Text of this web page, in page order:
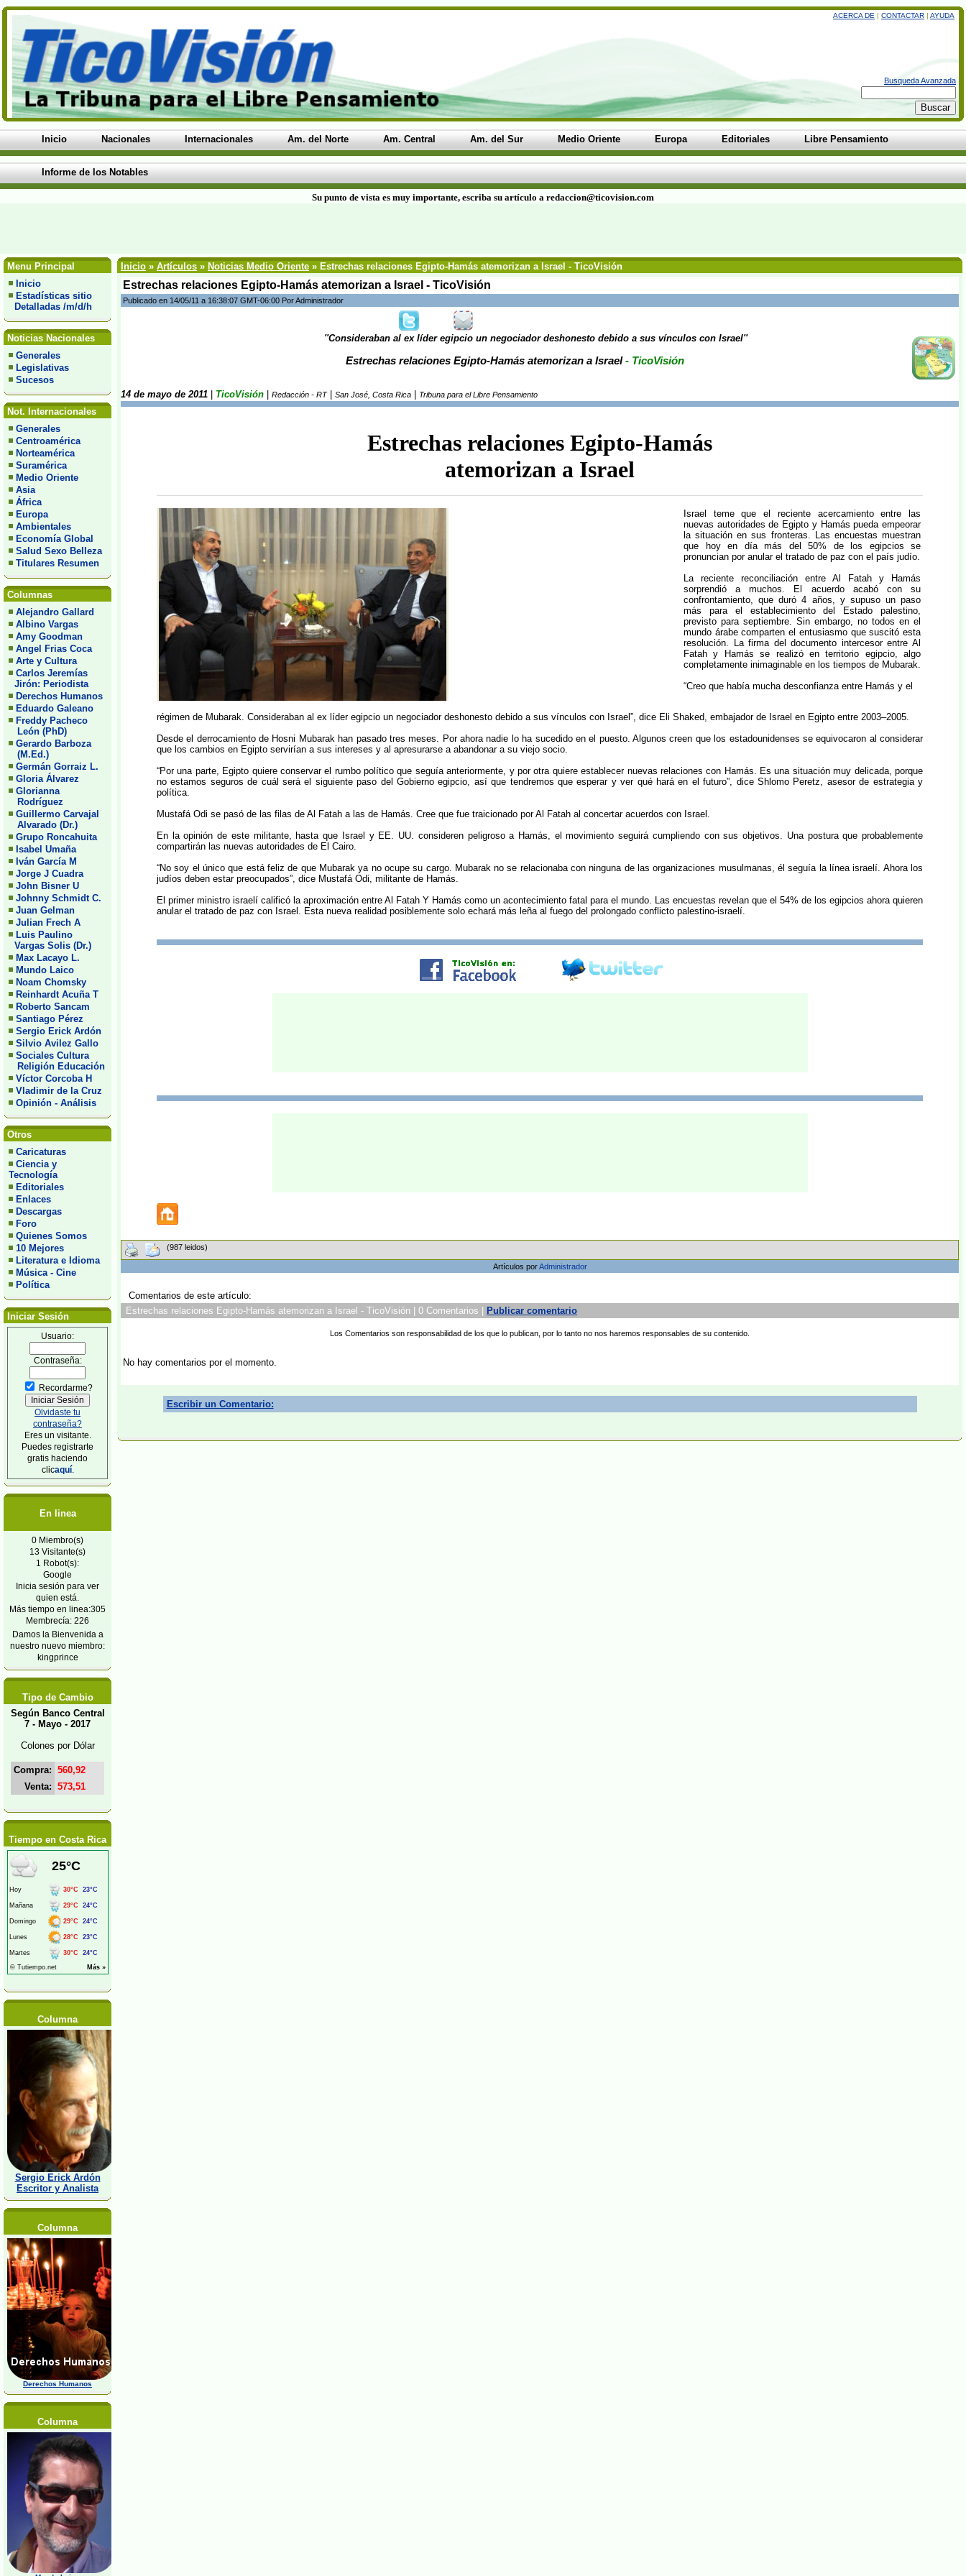
ACERCA DE | CONTACTAR | AYUDA
Busqueda Avanzada
Inicio Nacionales Internacionales Am. del Norte Am. Central Am. del Sur Medio Oriente Europa Editoriales Libre Pensamiento
Informe de los Notables
Su punto de vista es muy importante, escriba su artículo a redaccion@ticovision.com
Menu Principal
Inicio
Estadísticas sitio
Detalladas /m/d/h
Noticias Nacionales
Generales
Legislativas
Sucesos
Not. Internacionales
Generales
Centroamérica
Norteamérica
Suramérica
Medio Oriente
Asia
África
Europa
Ambientales
Economía Global
Salud Sexo Belleza
Titulares Resumen
Columnas
Alejandro Gallard
Albino Vargas
Amy Goodman
Angel Frias Coca
Arte y Cultura
Carlos Jeremías
Jirón: Periodista
Derechos Humanos
Eduardo Galeano
Freddy Pacheco
León (PhD)
Gerardo Barboza
(M.Ed.)
Germán Gorraiz L.
Gloria Álvarez
Glorianna
Rodríguez
Guillermo Carvajal
Alvarado (Dr.)
Grupo Roncahuita
Isabel Umaña
Iván García M
Jorge J Cuadra
John Bisner U
Johnny Schmidt C.
Juan Gelman
Julian Frech A
Luis Paulino
Vargas Solis (Dr.)
Max Lacayo L.
Mundo Laico
Noam Chomsky
Reinhardt Acuña T
Roberto Sancam
Santiago Pérez
Sergio Erick Ardón
Silvio Avilez Gallo
Sociales Cultura
Religión Educación
Víctor Corcoba H
Vladimir de la Cruz
Opinión - Análisis
Otros
Caricaturas
Ciencia y
Tecnología
Editoriales
Enlaces
Descargas
Foro
Quienes Somos
10 Mejores
Literatura e Idioma
Música - Cine
Política
Iniciar Sesión
Usuario:
Contraseña:
Recordarme?
Olvidaste tu
contraseña?
Eres un visitante.
Puedes registrarte
gratis haciendo
clicaquí.
En linea
0 Miembro(s)
13 Visitante(s)
1 Robot(s):
Google
Inicia sesión para ver
quien está.
Más tiempo en linea:305
Membrecía: 226
Damos la Bienvenida a
nuestro nuevo miembro:
kingprince
Tipo de Cambio
Según Banco Central
7 - Mayo - 2017
Colones por Dólar
Compra: 560,92
Venta: 573,51
Tiempo en Costa Rica
Columna
Sergio Erick Ardón
Escritor y Analista
Columna
Derechos Humanos
Columna
Inicio » Artículos » Noticias Medio Oriente » Estrechas relaciones Egipto-Hamás atemorizan a Israel - TicoVisión
Estrechas relaciones Egipto-Hamás atemorizan a Israel - TicoVisión
Publicado en 14/05/11 a 16:38:07 GMT-06:00 Por Administrador
''Consideraban al ex líder egipcio un negociador deshonesto debido a sus vínculos con Israel''
Estrechas relaciones Egipto-Hamás atemorizan a Israel- TicoVisión
14 de mayo de 2011 TicoVisión Redacción - RT| San José, Costa Rica Tribuna para el Libre Pensamiento
Estrechas relaciones Egipto-Hamás
atemorizan a Israel
Israel teme que el reciente acercamiento entre las
nuevas autoridades de Egipto y Hamás pueda empeorar
la situación en sus fronteras. Las encuestas muestran
que hoy en día más del 50% de los egipcios se
pronuncian por anular el tratado de paz con el país judío.
La reciente reconciliación entre Al Fatah y Hamás
sorprendió a muchos. El acuerdo acabó con su
confrontamiento, que duró 4 años, y supuso un paso
más para el establecimiento del Estado palestino,
previsto para septiembre. Sin embargo, no todos en el
mundo árabe comparten el entusiasmo que suscitó esta
resolución. La firma del documento intercesor entre Al
Fatah y Hamás se realizó en territorio egipcio, algo
completamente inimaginable en los tiempos de Mubarak.
“Creo que había mucha desconfianza entre Hamás y el
régimen de Mubarak. Consideraban al ex líder egipcio un negociador deshonesto debido a sus vínculos con Israel”, dice Eli Shaked, embajador de Israel en Egipto entre 2003–2005.
Desde el derrocamiento de Hosni Mubarak han pasado tres meses. Por ahora nadie lo ha sucedido en el puesto. Algunos creen que los estadounidenses se equivocaron al considerar
que los cambios en Egipto servirían a sus intereses y al apresurarse a abandonar a su viejo socio.
“Por una parte, Egipto quiere conservar el rumbo político que seguía anteriormente, y por otra quiere establecer nuevas relaciones con Hamás. Es una situación muy delicada, porque
no estamos seguros de cuál será el siguiente paso del Gobierno egipcio, así que tendremos que esperar y ver qué hará en el futuro”, dice Shlomo Peretz, asesor de estrategia y
política.
Mustafá Odi se pasó de las filas de Al Fatah a las de Hamás. Cree que fue traicionado por Al Fatah al concertar acuerdos con Israel.
En la opinión de este militante, hasta que Israel y EE. UU. consideren peligroso a Hamás, el movimiento seguirá cumpliendo con sus objetivos. Una postura que probablemente
compartirán las nuevas autoridades de El Cairo.
“No soy el único que está feliz de que Mubarak ya no ocupe su cargo. Mubarak no se relacionaba con ninguna de las organizaciones musulmanas, él seguía la línea israelí. Ahora los
judíos deben estar preocupados”, dice Mustafá Odi, militante de Hamás.
El primer ministro israelí calificó la aproximación entre Al Fatah Y Hamás como un acontecimiento fatal para el mundo. Las encuestas revelan que el 54% de los egipcios ahora quieren
anular el tratado de paz con Israel. Esta nueva realidad posiblemente solo echará más leña al fuego del prolongado conflicto palestino-israelí.
(987 leidos)
Artículos porAdministrador
Comentarios de este artículo:
Estrechas relaciones Egipto-Hamás atemorizan a Israel - TicoVisión | 0 Comentarios |
Publicar comentario
Los Comentarios son responsabilidad de los que lo publican, por lo tanto no nos haremos responsables de su contenido.
No hay comentarios por el momento.
Escribir un Comentario: